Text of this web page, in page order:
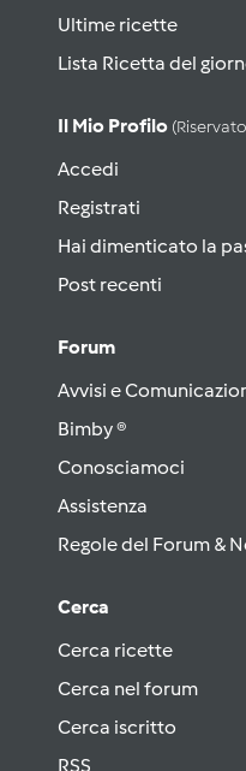
Ultime ricette
Lista Ricetta del
Il Mio Profilo
Accedi
Registrati
Hai dimenticato la
Post recenti
Forum
Avvisi e
Bimby ®
Conosciamoci
Assistenza
Regole del Forum &
Cerca
Cerca ricette
Cerca nel forum
Cerca iscritto
RSS